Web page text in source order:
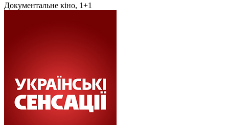
Документальне кіно, 1+1